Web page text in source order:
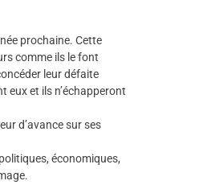
prochaine. Cette
comme ils le font
leur défaite
eux et ils n’échapperont
d’avance sur ses
économiques,